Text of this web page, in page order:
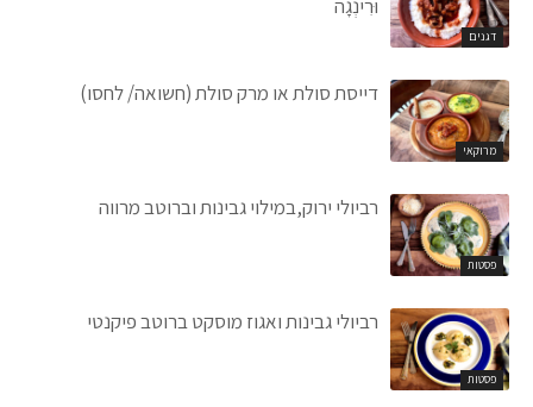
דגנים
וּרִינְגָה
מרוקאי
דייסת סולת או מרק סולת (חשואה/ לחסו)
פסטות
רביולי ירוק,במילוי גבינות וברוטב מרווה
פסטות
רביולי גבינות ואגוז מוסקט ברוטב פיקנטי